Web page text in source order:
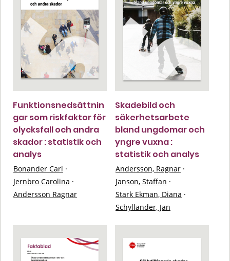
Funktionsnedsättnin
gar som riskfaktor för
olycksfall och andra
skador : statistik och
analys
Bonander Carl ·
Jernbro Carolina ·
Andersson Ragnar
Skadebild och
säkerhetsarbete
bland ungdomar och
yngre vuxna :
statistik och analys
Andersson, Ragnar ·
Janson, Staffan ·
Stark Ekman, Diana ·
Schyllander, Jan